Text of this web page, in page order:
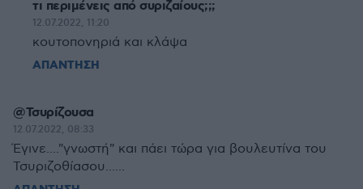
τι περιμένεις από συριζαίους;;;
12.07.2022, 11:20
κουτοπονηριά και κλάψα
ΑΠΑΝΤΗΣΗ
@Τσυρίζουσα
12.07.2022, 08:33
Έγινε...."γνωστή" και πάει τώρα για βουλευτίνα του
Τσυριζοθίασου......